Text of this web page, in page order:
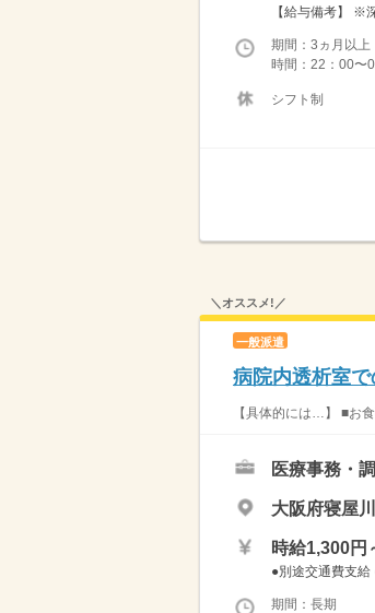
【給与備考】 ※
期間：3ヵ月
時間：22：00〜
シフト制
＼オススメ!／
一般派遣
病院内透析室
【具体的には…】 ■お
医療事務・
大阪府寝屋
時給1,300円
●別途交通費支
期間：長期